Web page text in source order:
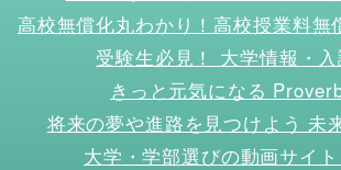
高校無償化丸わかり！高校授業料無
受験生必見！ 大学情報・
きっと元気になる
将来の夢や進路を見つけよう 未
大学・学部選びの動画サイ